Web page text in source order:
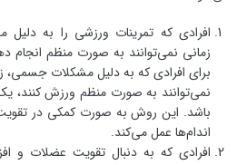
افرادی که تمرینات ورزشی را به
برای افرادی که به دلیل مشکلات جسمی،
نمی‌توانند به صورت منظم ورزش کنند،
باشد. این روش به صورت کمکی در
اندام‌ها عمل می‌کند.
افرادی که به دنبال تقویت عضلات و